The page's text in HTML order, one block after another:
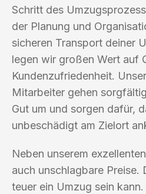
Schritt des
der Planung und
sicheren Transport deiner
legen wir großen Wert auf
Kundenzufriedenheit.
Mitarbeiter gehen
Gut um und sorgen dafür,
unbeschädigt am Zielort
Neben unserem exzellenten
auch unschlagbare Preise.
teuer ein Umzug sein